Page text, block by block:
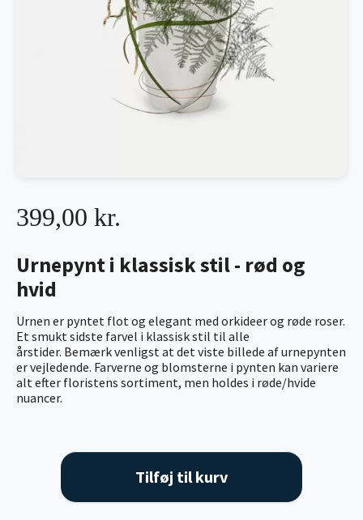
Urnepynt i klassisk stil - rød og
hvid
Urnen er pyntet flot og elegant med orkideer og røde roser.
Et smukt sidste farvel i klassisk stil til alle
årstider. Bemærk venligst at det viste billede af urnepynten
er vejledende. Farverne og blomsterne i pynten kan variere
alt efter floristens sortiment, men holdes i røde/hvide
nuancer.
399,00 kr.
Tilføj til kurv